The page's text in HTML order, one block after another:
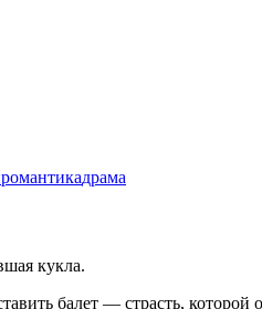
романтикадрама
кукла.
балет — страсть,